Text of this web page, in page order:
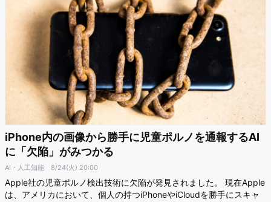
iPhone内の画像から勝手に児童ポルノを通報するAI
に「欠陥」がみつかる
AI・人工知能 8/24(火) 20:00
Apple社の児童ポルノ検出技術に欠陥が発見されました。 現在Apple
は、アメリカにおいて、個人の持つiPhoneやiCloudを勝手にスキャ